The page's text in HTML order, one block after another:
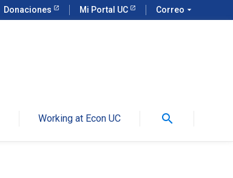
Donaciones Mi Portal UC Correo arrow_drop_down
Working at Econ UC search